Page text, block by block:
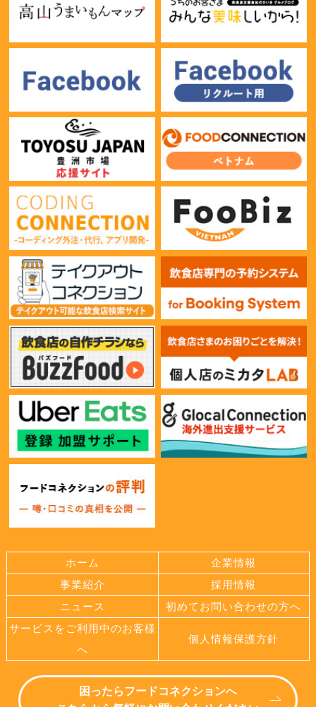
ホーム
企業情報
事業紹介
採用情報
ニュース
初めてお問い合わせの方へ
サービスをご利用中のお客様
へ
個人情報保護方針
困ったらフードコネクションへ